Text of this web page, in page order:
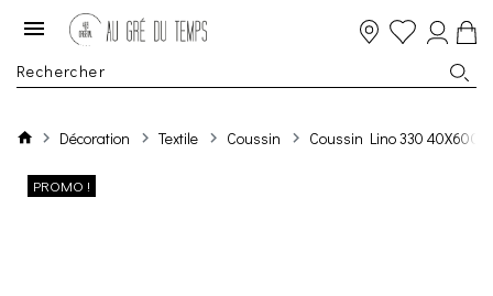
Décoration Textile Coussin Coussin Lino 330
PROMO !